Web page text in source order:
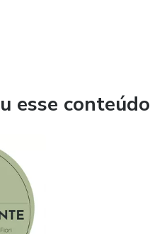
esse conteúdo